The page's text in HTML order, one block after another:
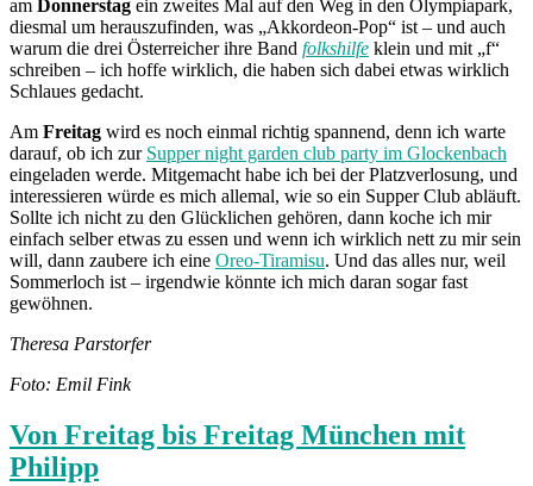
am Donnerstag ein zweites Mal auf den Weg in den Olympiapark,
diesmal um herauszufinden, was „Akkordeon-Pop“ ist – und auch
warum die drei Österreicher ihre Band folkshilfe klein und mit „f“
schreiben – ich hoffe wirklich, die haben sich dabei etwas wirklich
Schlaues gedacht.
Am Freitag wird es noch einmal richtig spannend, denn ich warte
darauf, ob ich zur Supper night garden club party im Glockenbach
eingeladen werde. Mitgemacht habe ich bei der Platzverlosung, und
interessieren würde es mich allemal, wie so ein Supper Club abläuft.
Sollte ich nicht zu den Glücklichen gehören, dann koche ich mir
einfach selber etwas zu essen und wenn ich wirklich nett zu mir sein
will, dann zaubere ich eine Oreo-Tiramisu. Und das alles nur, weil
Sommerloch ist – irgendwie könnte ich mich daran sogar fast
gewöhnen.
Theresa Parstorfer
Foto: Emil Fink
Von Freitag bis Freitag München mit
Philipp